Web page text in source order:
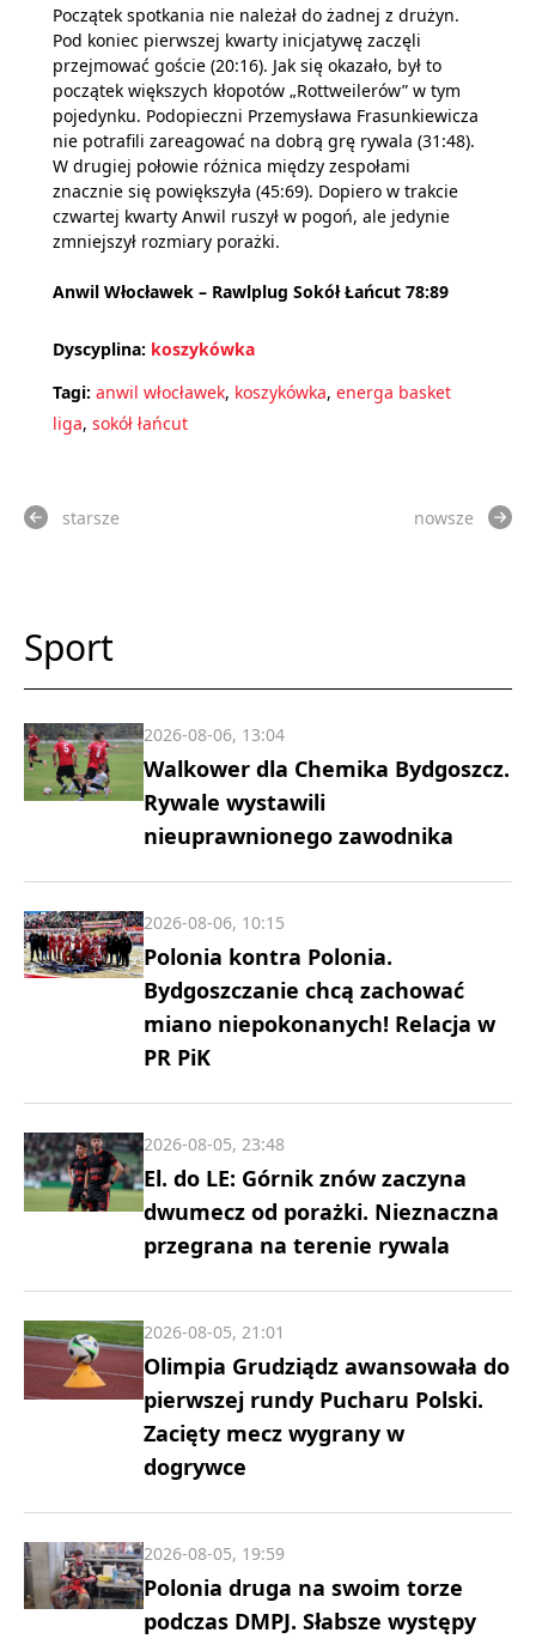
Początek spotkania nie należał do żadnej z drużyn.
Pod koniec pierwszej kwarty inicjatywę zaczęli
przejmować goście (20:16). Jak się okazało, był to
początek większych kłopotów „Rottweilerów” w tym
pojedynku. Podopieczni Przemysława Frasunkiewicza
nie potrafili zareagować na dobrą grę rywala (31:48).
W drugiej połowie różnica między zespołami
znacznie się powiększyła (45:69). Dopiero w trakcie
czwartej kwarty Anwil ruszył w pogoń, ale jedynie
zmniejszył rozmiary porażki.
Anwil Włocławek – Rawlplug Sokół Łańcut 78:89
Dyscyplina: koszykówka
Tagi: anwil włocławek, koszykówka, energa basket
liga, sokół łańcut
starsze nowsze
Sport
Walkower dla Chemika Bydgoszcz.
Rywale wystawili
nieuprawnionego zawodnika
2026-08-06, 13:04
Polonia kontra Polonia.
Bydgoszczanie chcą zachować
miano niepokonanych! Relacja w
PR PiK
2026-08-06, 10:15
El. do LE: Górnik znów zaczyna
dwumecz od porażki. Nieznaczna
przegrana na terenie rywala
2026-08-05, 23:48
Olimpia Grudziądz awansowała do
pierwszej rundy Pucharu Polski.
Zacięty mecz wygrany w
dogrywce
2026-08-05, 21:01
Polonia druga na swoim torze
podczas DMPJ. Słabsze występy
2026-08-05, 19:59